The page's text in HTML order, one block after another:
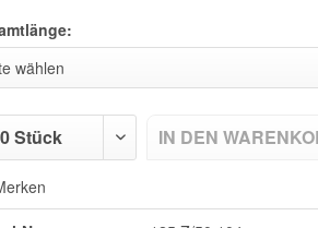
IN DEN